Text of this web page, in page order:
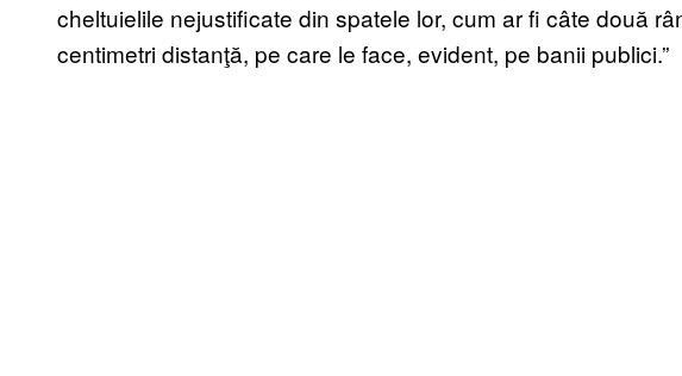
cheltuielile nejustificate din spatele lor, cum ar fi câte două
centimetri distanţă, pe care le face, evident, pe banii publici.”